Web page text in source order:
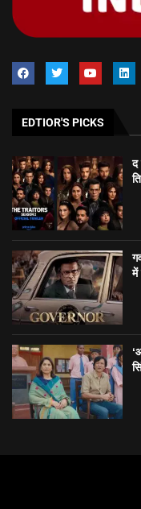
EDTIOR'S PICKS
द
में